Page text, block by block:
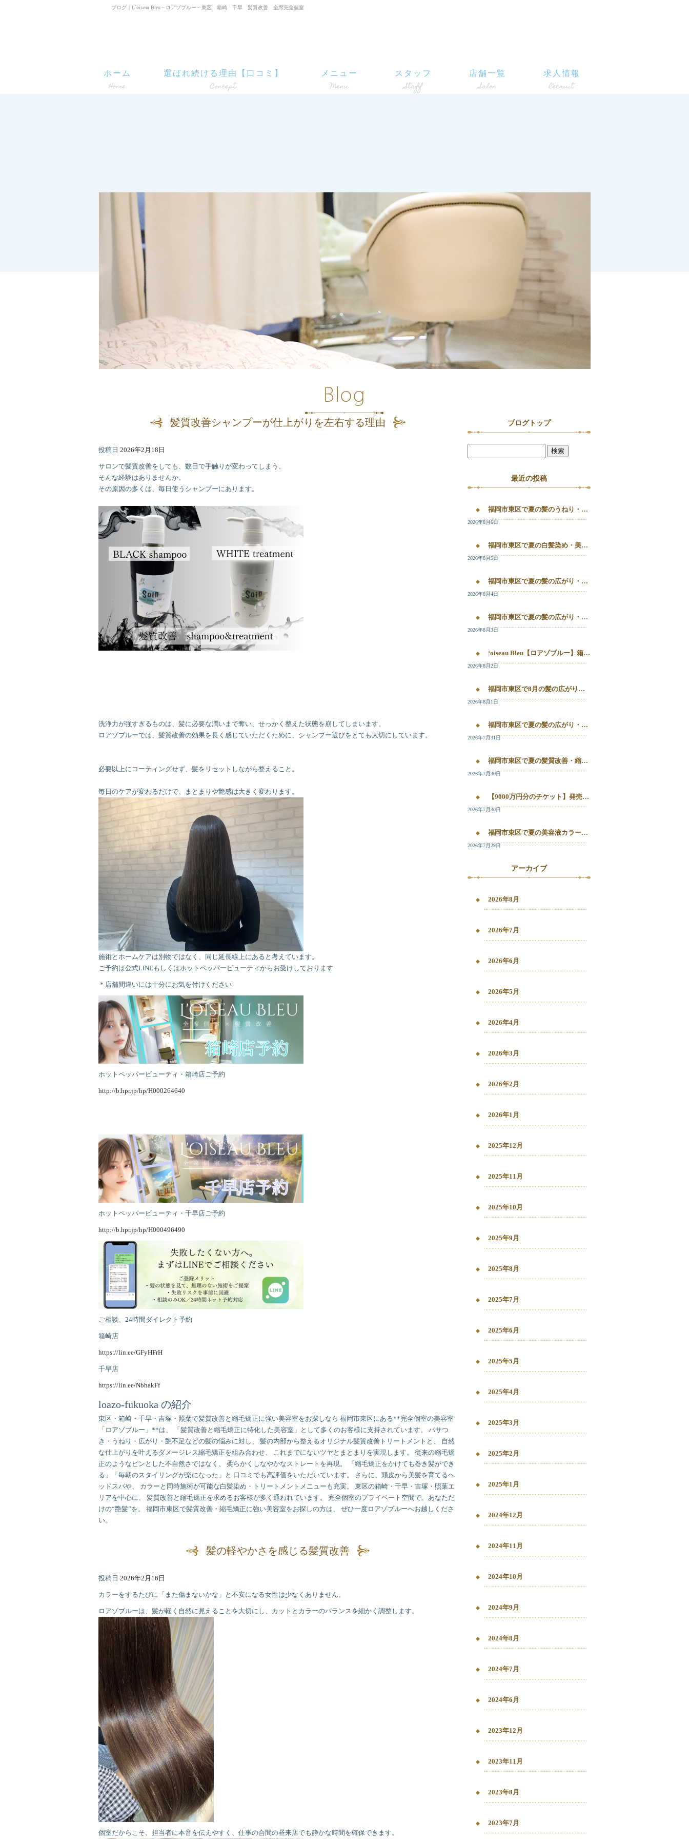
ブログ｜L`oiseau Bleu～ロアゾブルー～東区 箱崎 千早 髪質改善 全席完全個室
ホーム 選ばれ続ける理由【口コミ】 メニュー スタッフ 店舗一覧 求人情報
髪質改善シャンプーが仕上がりを左右する理由
投稿日 2026年2月18日
サロンで髪質改善をしても、数日で手触りが変わってしまう。
そんな経験はありませんか。
その原因の多くは、毎日使うシャンプーにあります。
洗浄力が強すぎるものは、髪に必要な潤いまで奪い、せっかく整えた状態を崩してしまいます。
ロアゾブルーでは、髪質改善の効果を長く感じていただくために、シャンプー選びをとても大切にしています。
必要以上にコーティングせず、髪をリセットしながら整えること。
施術とホームケアは別物ではなく、同じ延長線上にあると考えています。
ご予約は公式LINEもしくはホットペッパービューティからお受けしております
＊店舗間違いには十分にお気を付けください
ホットペッパービューティ・箱崎店ご予約
http://b.hpr.jp/hp/H000264640
ホットペッパービューティ・千早店ご予約
http://b.hpr.jp/hp/H000496490
ご相談、24時間ダイレクト予約
箱崎店
https://lin.ee/GFyHFrH
千早店
https://lin.ee/NbhakFf
loazo-fukuoka の紹介
東区・箱崎・千早・吉塚・照葉で髪質改善と縮毛矯正に強い美容室をお探しなら 福岡市東区にある**完全個室の美容室
「ロアゾブルー」**は、 「髪質改善と縮毛矯正に特化した美容室」として多くのお客様に支持されています。 パサつ
き・うねり・広がり・艶不足などの髪の悩みに対し、 髪の内部から整えるオリジナル髪質改善トリートメントと、 自然
な仕上がりを叶えるダメージレス縮毛矯正を組み合わせ、 これまでにないツヤとまとまりを実現します。 従来の縮毛矯
正のようなピンとした不自然さではなく、 柔らかくしなやかなストレートを再現。 「縮毛矯正をかけても巻き髪ができ
る」「毎朝のスタイリングが楽になった」と 口コミでも高評価をいただいています。 さらに、頭皮から美髪を育てるヘ
ッドスパや、 カラーと同時施術が可能な白髪染め・トリートメントメニューも充実。 東区の箱崎・千早・吉塚・照葉エ
リアを中心に、 髪質改善と縮毛矯正を求めるお客様が多く通われています。 完全個室のプライベート空間で、あなただ
けの“艶髪”を。 福岡市東区で髪質改善・縮毛矯正に強い美容室をお探しの方は、 ぜひ一度ロアゾブルーへお越しくださ
い。
髪の軽やかさを感じる髪質改善
投稿日 2026年2月16日
カラーをするたびに「また傷まないかな」と不安になる女性は少なくありません。
ロアゾブルーは、髪が軽く自然に見えることを大切にし、カットとカラーのバランスを細かく調整します。
個室だからこそ、担当者に本音を伝えやすく、仕事の合間の昼来店でも静かな時間を確保できます。
ブログトップ
最近の投稿
福岡市東区で夏の髪のうねり・白髪染め・美容液カラーを相談するなら｜箱崎・千早のL’oiseau Bleu
2026年8月6日
福岡市東区で夏の白髪染め・美容液カラー・髪質改善を相談したい方へ｜箱崎・千早のL’oiseau Bleu
2026年8月5日
福岡市東区で夏の髪の広がり・白髪染め・美容液カラーを相談したい方へ｜箱崎・千早のL’oiseau Bleu
2026年8月4日
福岡市東区で夏の髪の広がり・白髪染め・美容液カラーを相談したい方へ｜箱崎・千早のL’oiseau Bleu
2026年8月3日
‘oiseau Bleu【ロアゾブルー】箱崎店】 福岡市東区箱崎で、夏の白髪染めやカラー後の毛先のパサつき、髪の艶不足が気になる方へ。
2026年8月2日
福岡市東区で8月の髪の広がり・白髪染め・美容液カラーを相談するなら
2026年8月1日
福岡市東区で夏の髪の広がり・白髪染め・美容液カラーを相談したい方へ｜箱崎・千早のL’oiseau Bleu
2026年7月31日
福岡市東区で夏の髪質改善・縮毛矯正・美容液カラーを相談したい方へ｜箱崎・千早の全席個室美容室ロアゾブルー
2026年7月30日
【9000万円分のチケット】発売開始！！20%OFFで施術が受けられます！
2026年7月30日
福岡市東区で夏の美容液カラー・白髪染め・髪質改善縮毛矯正を相談したい方へ
2026年7月29日
アーカイブ
2026年8月
2026年7月
2026年6月
2026年5月
2026年4月
2026年3月
2026年2月
2026年1月
2025年12月
2025年11月
2025年10月
2025年9月
2025年8月
2025年7月
2025年6月
2025年5月
2025年4月
2025年3月
2025年2月
2025年1月
2024年12月
2024年11月
2024年10月
2024年9月
2024年8月
2024年7月
2024年6月
2023年12月
2023年11月
2023年8月
2023年7月